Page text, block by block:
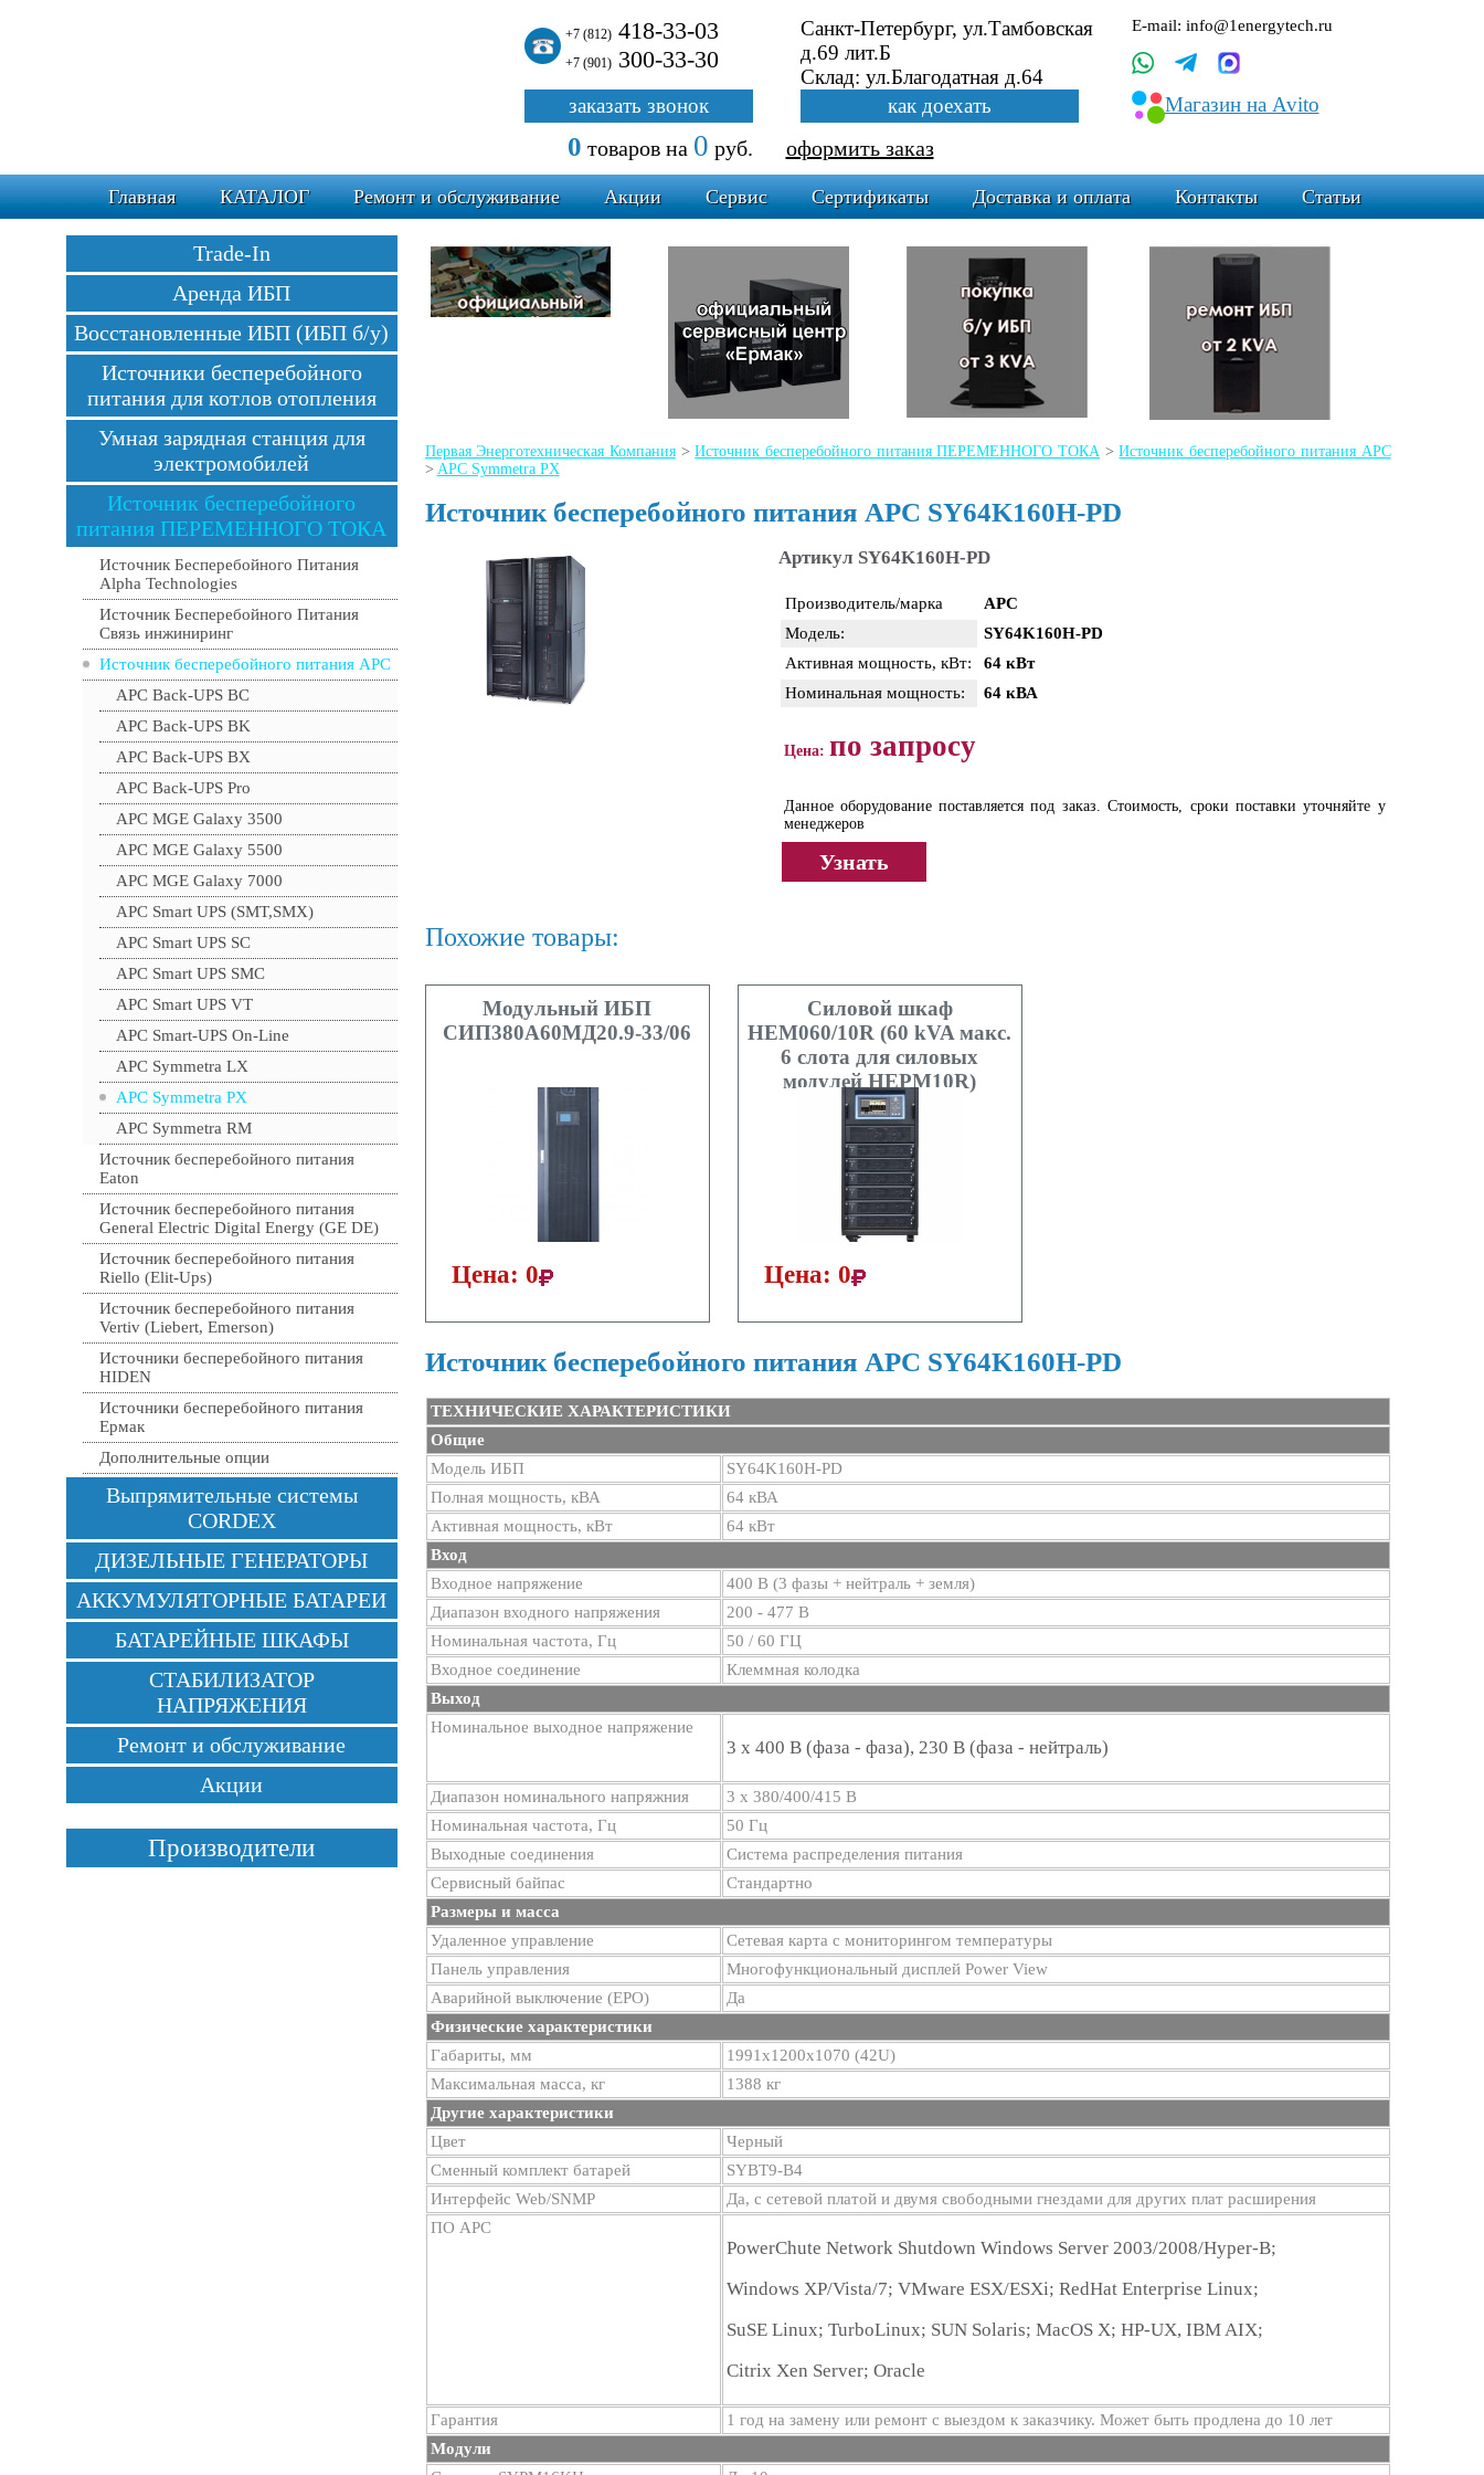
+7 (812)418-33-03
+7 (901)300-33-30
Санкт-Петербург, ул.Тамбовская
д.69 лит.Б
Склад: ул.Благодатная д.64
E-mail: info@1energytech.ru
Магазин на Avito
заказать звонок как доехать
0 товаровна 0 руб. оформить заказ
Главная КАТАЛОГ Ремонт и обслуживание Акции Сервис Сертификаты Доставка и оплата Контакты Статьи
Первая Энерготехническая Компания>Источник бесперебойного питания ПЕРЕМЕННОГО ТОКА >Источник бесперебойного питания APC
> APC Symmetra PX
Источник бесперебойного питания APC SY64K160H-PD
Артикул SY64K160H-PD
Производитель/марка
APC
Модель:
SY64K160H-PD
Активная мощность, кВт:
64 кВт
Номинальная мощность:
64 кВА
Цена: по запросу
Данное оборудование поставляется под заказ. Стоимость, сроки поставки уточняйте у
менеджеров
Узнать
Похожие товары:
Модульный ИБП
СИП380А60МД20.9-33/06
Цена: 0
Силовой шкаф
HEM060/10R (60 kVA макс.
6 слота для силовых
модулей HEPM10R)
Цена: 0
Источник бесперебойного питания APC SY64K160H-PD
ТЕХНИЧЕСКИЕ ХАРАКТЕРИСТИКИ
Общие
Модель ИБП
SY64K160H-PD
Полная мощность, кВА
64 кВА
Активная мощность, кВт
64 кВт
Вход
Входное напряжение
400 В (3 фазы + нейтраль + земля)
Диапазон входного напряжения
200 - 477 В
Номинальная частота, Гц
50 / 60 ГЦ
Входное соединение
Клеммная колодка
Выход
Номинальное выходное напряжение
3 х 400 В (фаза - фаза), 230 В (фаза - нейтраль)
Диапазон номинального напряжния
3 х 380/400/415 В
Номинальная частота, Гц
50 Гц
Выходные соединения
Система распределения питания
Сервисный байпас
Стандартно
Размеры и масса
Удаленное управление
Сетевая карта с мониторингом температуры
Панель управления
Многофункциональный дисплей Power View
Аварийной выключение (EPO)
Да
Физические характеристики
Габариты, мм
1991х1200х1070 (42U)
Максимальная масса, кг
1388 кг
Другие характеристики
Цвет
Черный
Сменный комплект батарей
SYBT9-B4
Интерфейс Web/SNMP
Да, с сетевой платой и двумя свободными гнездами для других плат расширения
ПО APC
PowerChute Network Shutdown Windows Server 2003/2008/Hyper-В;
Windows XP/Vista/7; VMware ESX/ESXi; RedHat Enterprise Linux;
SuSE Linux; TurboLinux; SUN Solaris; MacOS X; HP-UX, IBM AIX;
Citrix Xen Server; Oracle
Гарантия
1 год на замену или ремонт с выездом к заказчику. Может быть продлена до 10 лет
Модули
Trade-In
Аренда ИБП
Восстановленные ИБП (ИБП б/у)
Источники бесперебойного
питания для котлов отопления
Умная зарядная станция для
электромобилей
Источник бесперебойного
питания ПЕРЕМЕННОГО ТОКА
Источник Бесперебойного Питания
Alpha Technologies
Источник Бесперебойного Питания
Связь инжиниринг
Источник бесперебойного питания APC
APC Back-UPS BC
APC Back-UPS BK
APC Back-UPS BX
APC Back-UPS Pro
APC MGE Galaxy 3500
APC MGE Galaxy 5500
APC MGE Galaxy 7000
APC Smart UPS (SMT,SMX)
APC Smart UPS SC
APC Smart UPS SMC
APC Smart UPS VT
APC Smart-UPS On-Line
APC Symmetra LX
APC Symmetra PX
APC Symmetra RM
Источник бесперебойного питания
Eaton
Источник бесперебойного питания
General Electric Digital Energy (GE DE)
Источник бесперебойного питания
Riello (Elit-Ups)
Источник бесперебойного питания
Vertiv (Liebert, Emerson)
Источники бесперебойного питания
HIDEN
Источники бесперебойного питания
Ермак
Дополнительные опции
Выпрямительные системы
CORDEX
ДИЗЕЛЬНЫЕ ГЕНЕРАТОРЫ
АККУМУЛЯТОРНЫЕ БАТАРЕИ
БАТАРЕЙНЫЕ ШКАФЫ
СТАБИЛИЗАТОР
НАПРЯЖЕНИЯ
Ремонт и обслуживание
Акции
Производители